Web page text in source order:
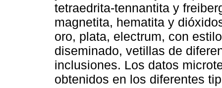
tetraedrita-tennantita y
magnetita, hematita y
oro, plata, electrum, con
diseminado, vetillas de
inclusiones. Los datos
obtenidos en los diferentes